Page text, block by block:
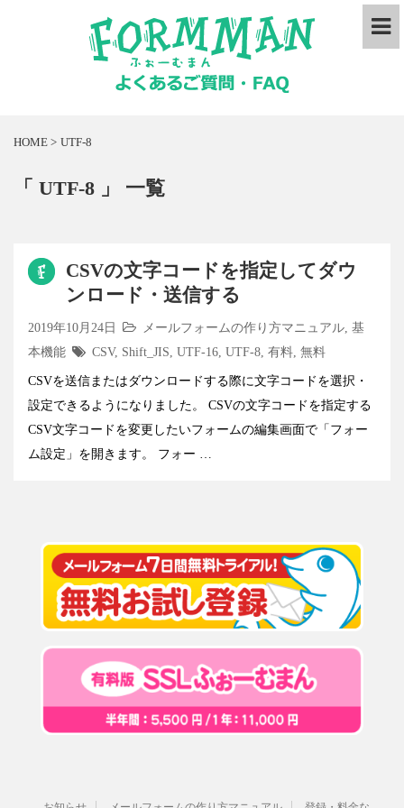
HOME > UTF-8
「 UTF-8 」 一覧
CSVの文字コードを指定してダウ
ンロード・送信する
2019年10月24日 メールフォームの作り方マニュアル ,基
本機能
CSV, Shift_JIS ,UTF-16 ,UTF-8 ,有料 ,無料
CSVを送信またはダウンロードする際に文字コードを選択・
設定できるようになりました。 CSVの文字コードを指定する
CSV文字コードを変更したいフォームの編集画面で「フォー
ム設定」を開きます。 フォー …